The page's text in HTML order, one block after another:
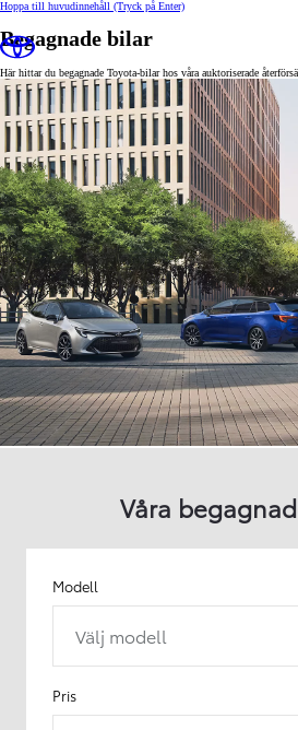
Hoppa till huvudinnehåll (Tryck på Enter)
Begagnade bilar
Här hittar du begagnade Toyota-bilar hos våra auktoriserade
Våra
Modell
Välj modell
Pris